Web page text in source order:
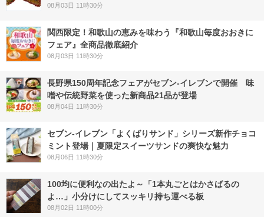
08月03日 11時30分
関西限定！和歌山の恵みを味わう『和歌山毎度おおきに
フェア』全商品徹底紹介
08月03日 11時30分
長野県150周年記念フェアがセブン-イレブンで開催 味
噌や伝統野菜を使った新商品21品が登場
08月04日 11時30分
セブン‐イレブン「よくばりサンド」シリーズ新作チョコ
ミント登場｜夏限定スイーツサンドの爽快な魅力
08月06日 11時30分
100均に便利なの出たよ～「1本丸ごとはかさばるの
よ…」小分けにしてスッキリ持ち運べる板
08月02日 11時00分